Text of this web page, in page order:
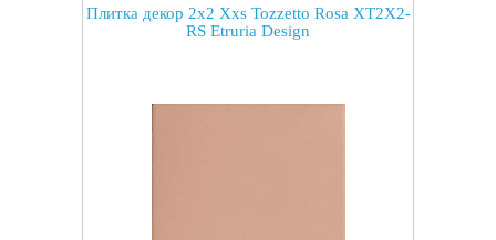
Плитка декор 2x2 Xxs Tozzetto Rosa XT2X2-
RS Etruria Design